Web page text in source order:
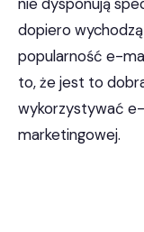
dopiero
popularność e-
to, że jest to
wykorzystywać
marketingowej.